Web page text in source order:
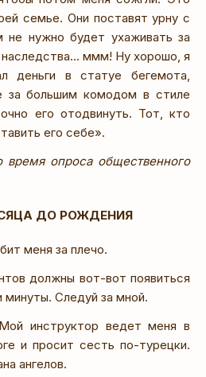
семье. Они поставят урну с
нужно будет ухаживать за
ммм! Ну хорошо, я
деньги в статуе бегемота,
за большим комодом в стиле
его отодвинуть. Тот, кто
его себе».
время опроса общественного
ДО РОЖДЕНИЯ
меня за плечо.
должны вот-вот появиться
минуты. Следуй за мной.
инструктор ведет меня в
и просит сесть по-турецки.
ангелов.